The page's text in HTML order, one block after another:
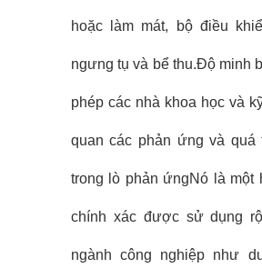
hoặc làm mát, bộ điều
ngưng tụ và bể thu.Độ minh
phép các nhà khoa học và
quan các phản ứng và quá
trong lò phản ứngNó là một
chính xác được sử dụng
ngành công nghiệp như